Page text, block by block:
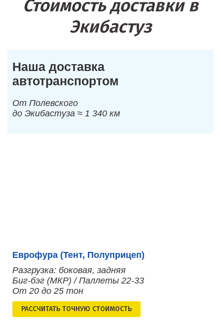
Стоимость доставки в
Экибастуз
Наша доставка
автотранспортом
От Полевского
до Экибастуза ≈ 1 340 км
Еврофура (Тент, Полуприцеп)
Разгрузка: боковая, задняя
Биг-бэг (МКР) / Паллеты 22-33
От 20 до 25 тон
РАСCЧИТАТЬ ТОЧНУЮ СТОИМОСТЬ